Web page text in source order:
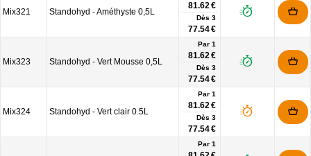
Mix321 Standohyd - Améthyste 0,5L
81.62 €
Dès 3
77.54 €
Mix323 Standohyd - Vert Mousse 0,5L
Par 1
81.62 €
Dès 3
77.54 €
Mix324 Standohyd - Vert clair 0.5L
Par 1
81.62 €
Dès 3
77.54 €
Par 1